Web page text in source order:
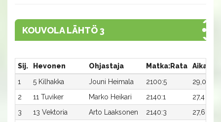
KOUVOLA LÄHTÖ 3
Sij. Hevonen Ohjastaja Matka:Rata Aika
1
5 Kilhakka Jouni Heimala 2100:5 29,0
2
11 Tuviker Marko Heikari 2140:1 27,4
3
13 Vektoria Arto Laaksonen 2140:3 27,6